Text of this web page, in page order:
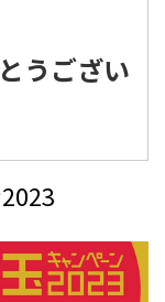
うござい